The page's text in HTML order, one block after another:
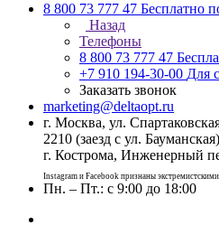
8 800 73 777 47 Бесплатно
Назад
Телефоны
8 800 73 777 47
+7 910 194-30-00 Для
Заказать звонок
marketing@deltaopt.ru
г. Москва, ул.
2210 (заезд с ул. Бауманская)
г. Кострома, Инженерный
Instagram и Facebook признаны
Пн. – Пт.: с 9:00 до 18:00